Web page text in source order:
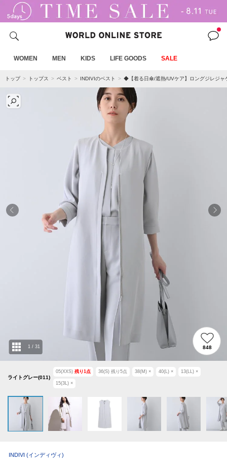
WOMEN MEN KIDS LIFE GOODS SALE
トップ トップス ベスト INDIVIのベスト ◆【着る日傘/遮熱/UVケア】ロングジレジャ
ライトグレー(011)
05(XXS) 残り 1 点 36(S) 残り 5点 38(M) × 40(L) × 13(LL) ×
15(3L) ×
1 / 31 848
INDIVI (インディヴィ)